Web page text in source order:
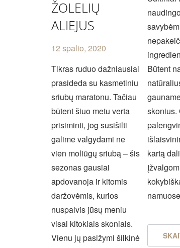
ŽOLELIŲ
ALIEJUS
12 spalio, 2020
Tikras ruduo dažniausiai
prasideda su kasmetiniu
sriubų maratonu. Tačiau
būtent šiuo metu verta
prisiminti, jog susišilti
galime valgydami ne
vien moliūgų sriubą – šis
sezonas gausiai
apdovanoja ir kitomis
daržovėmis, kurios
nuspalvis jūsų meniu
visai kitokiais skoniais.
Vienu jų pasižymi šilkinė
Būtent
skonius.
kartą